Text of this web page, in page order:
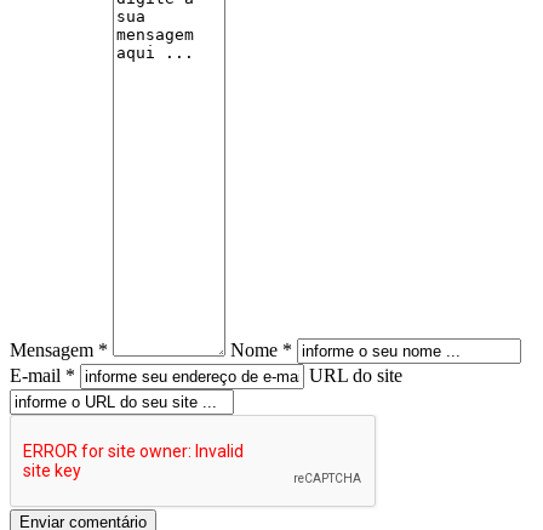
Mensagem *
Nome *
E-mail *
URL do site